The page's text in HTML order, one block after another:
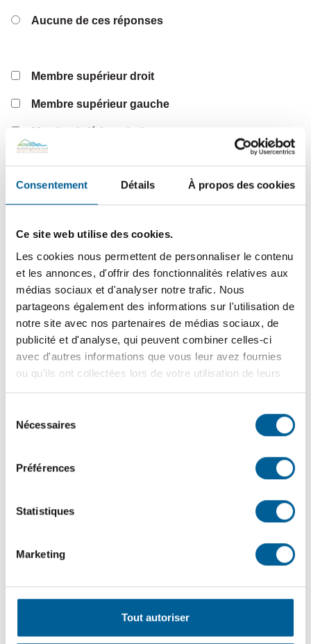
Consentement Détails À propos des cookies
Ce site web utilise des cookies.
Les cookies nous permettent de personnaliser le contenu
et les annonces, d'offrir des fonctionnalités relatives aux
médias sociaux et d'analyser notre trafic. Nous
partageons également des informations sur l'utilisation de
notre site avec nos partenaires de médias sociaux, de
publicité et d'analyse, qui peuvent combiner celles-ci
avec d'autres informations que vous leur avez fournies
ou qu'ils ont collectées lors de votre utilisation de leurs
services.
Nécessaires
Préférences
Statistiques
Marketing
Tout autoriser
Aucune de ces réponses
Membre supérieur droit
Membre supérieur gauche
Membre inférieur droit
Aucune de ces réponses
Membre supérieur droit
Membre supérieur gauche
Membre inférieur droit
Mobilité réduite
Se déplace en fauteuil roulant